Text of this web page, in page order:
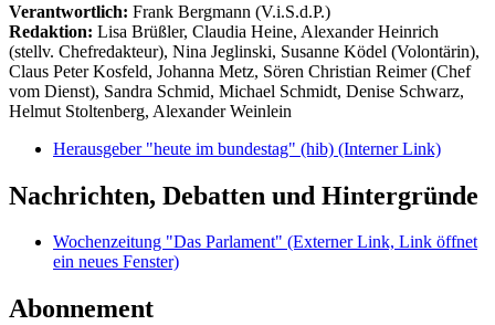
Verantwortlich: Frank Bergmann (V.i.S.d.P.)
Redaktion: Lisa Brüßler, Claudia Heine, Alexander Heinrich
(stellv. Chefredakteur), Nina Jeglinski, Susanne Ködel (Volontärin),
Claus Peter Kosfeld, Johanna Metz, Sören Christian Reimer (Chef
vom Dienst), Sandra Schmid, Michael Schmidt, Denise Schwarz,
Helmut Stoltenberg, Alexander Weinlein
Herausgeber "heute im bundestag" (hib) (Interner Link)
Nachrichten, Debatten und Hintergründe
Wochenzeitung "Das Parlament" (Externer Link, Link öffnet
ein neues Fenster)
Abonnement